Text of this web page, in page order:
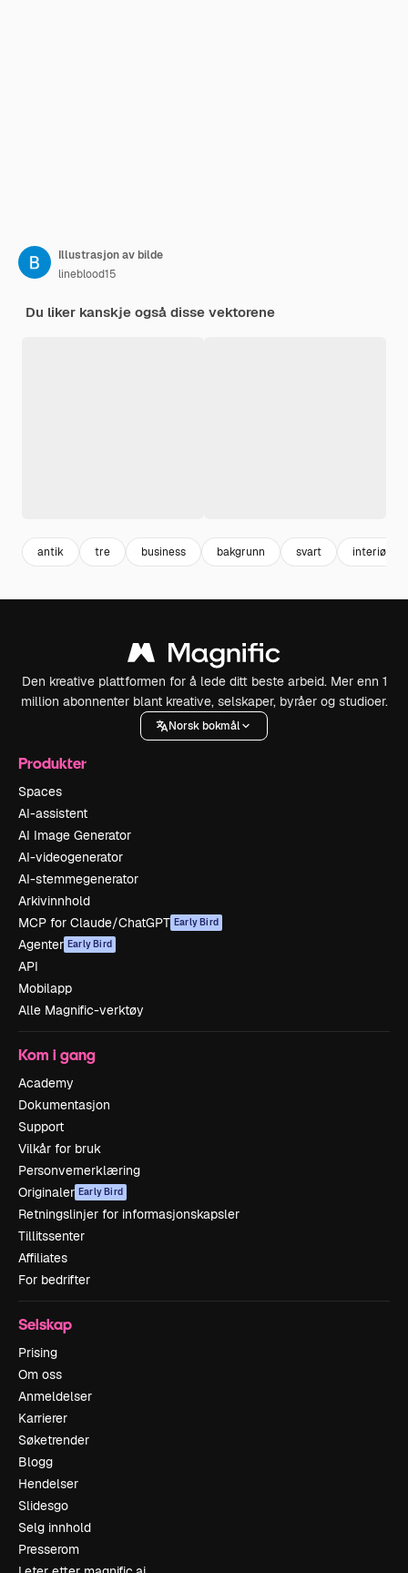
Illustrasjon av bilde
lineblood15
Du liker kanskje også disse vektorene
antik tre business bakgrunn svart interiør
Den kreative plattformen for å lede ditt beste arbeid. Mer enn 1
million abonnenter blant kreative, selskaper, byråer og studioer.
Norsk bokmål
Produkter
Spaces
AI-assistent
AI Image Generator
AI-videogenerator
AI-stemmegenerator
Arkivinnhold
MCP for Claude/ChatGPT Early Bird
Agenter Early Bird
API
Mobilapp
Alle Magnific-verktøy
Kom i gang
Academy
Dokumentasjon
Support
Vilkår for bruk
Personvernerklæring
Originaler Early Bird
Retningslinjer for informasjonskapsler
Tillitssenter
Affiliates
For bedrifter
Selskap
Prising
Om oss
Anmeldelser
Karrierer
Søketrender
Blogg
Hendelser
Slidesgo
Selg innhold
Presserom